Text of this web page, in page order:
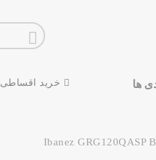
ها خرید اقساطی
Ibanez GRG120QASP